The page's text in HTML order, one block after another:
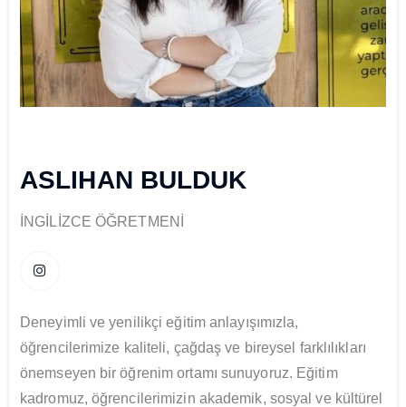
ASLIHAN BULDUK
İNGİLİZCE ÖĞRETMENİ
Deneyimli ve yenilikçi eğitim anlayışımızla,
öğrencilerimize kaliteli, çağdaş ve bireysel farklılıkları
önemseyen bir öğrenim ortamı sunuyoruz. Eğitim
kadromuz, öğrencilerimizin akademik, sosyal ve kültürel